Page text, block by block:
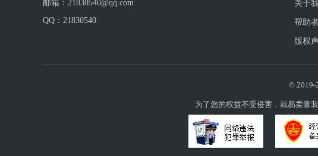
邮箱：21830540@qq.com
QQ： 21830540
关于
帮助
版权
© 2019-
为了您的权益不受侵害，就易卖童